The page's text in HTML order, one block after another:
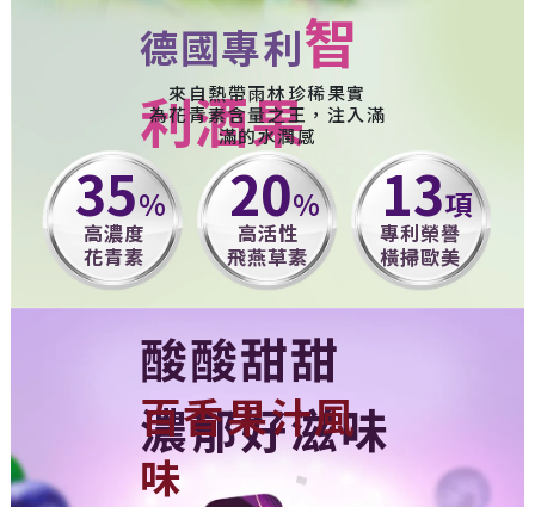
德國專利智
利酒果
來自熱帶雨林珍稀果實
為花青素含量之王，注入滿
滿的水潤感
35%
高濃度
花青素
20%
高活性
飛燕草素
13項
專利榮譽
橫掃歐美
酸酸甜甜
濃郁好滋味
百香果汁風
味